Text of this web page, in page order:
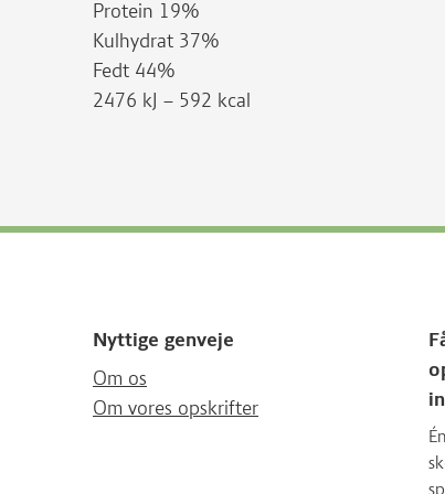
Protein 19%
Kulhydrat 37%
Fedt 44%
2476 kJ – 592 kcal
Nyttige genveje
Om os
Om vores opskrifter